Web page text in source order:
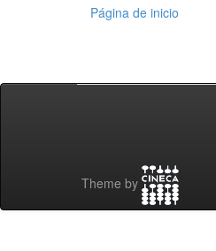
Página de inicio
Theme by